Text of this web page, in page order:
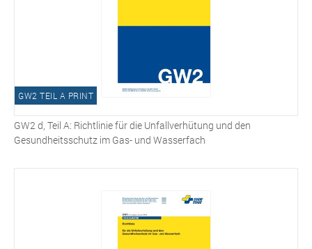
GW2 TEIL A PRINT
GW2 d, Teil A: Richtlinie für die Unfallverhütung und den
Gesundheitsschutz im Gas- und Wasserfach